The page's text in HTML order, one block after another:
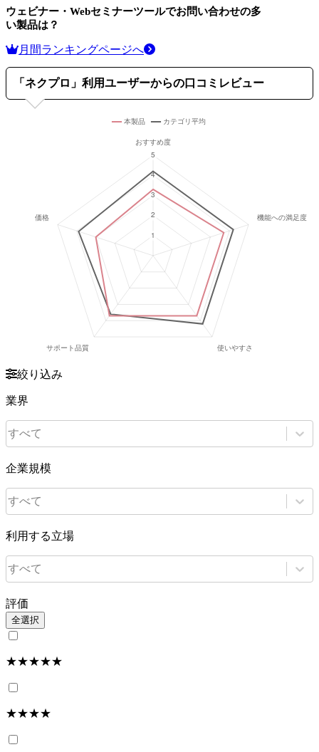
ウェビナー・Webセミナーツールでお問い合わせの多
い製品は？
月間ランキングページへ
「 ネクプロ 」利用ユーザーからの口コミレビュー
絞り込み
業界
すべて
企業規模
すべて
利用する立場
すべて
評価
全選択
★★★★★
★★★★